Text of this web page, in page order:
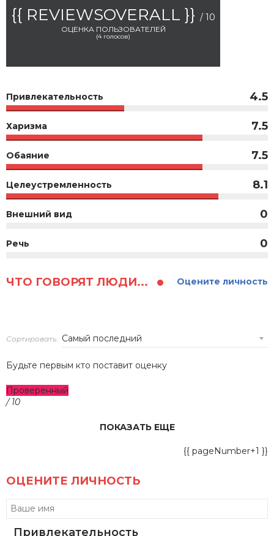
{{ REVIEWSOVERALL }} / 10
ОЦЕНКА ПОЛЬЗОВАТЕЛЕЙ
(4голосов)
Привлекательность 4.5
Харизма 7.5
Обаяние 7.5
Целеустремленность 8.1
Внешний вид 0
Речь 0
ЧТО ГОВОРЯТ ЛЮДИ... Оцените личность
Сортировать:
Будьте первым кто поставит оценку
Проверенный
/ 10
ПОКАЗАТЬ ЕЩЕ
{{ pageNumber+1 }}
ОЦЕНИТЕ ЛИЧНОСТЬ
Привлекательность